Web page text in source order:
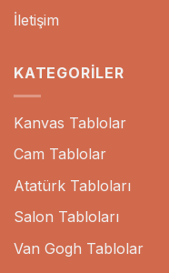
İletişim
KATEGORILER
Kanvas Tablolar
Cam Tablolar
Atatürk Tabloları
Salon Tabloları
Van Gogh Tablolar